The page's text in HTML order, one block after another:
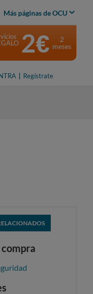
Más páginas de OCU
Regístrate
2€
2
meses
compra